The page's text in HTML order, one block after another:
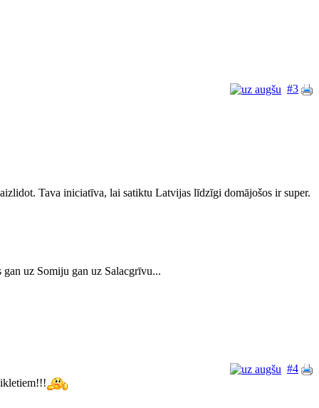
#3
Tava iniciatīva, lai satiktu Latvijas līdzīgi domājošos ir super.
uz Somiju gan uz Salacgrīvu...
#4